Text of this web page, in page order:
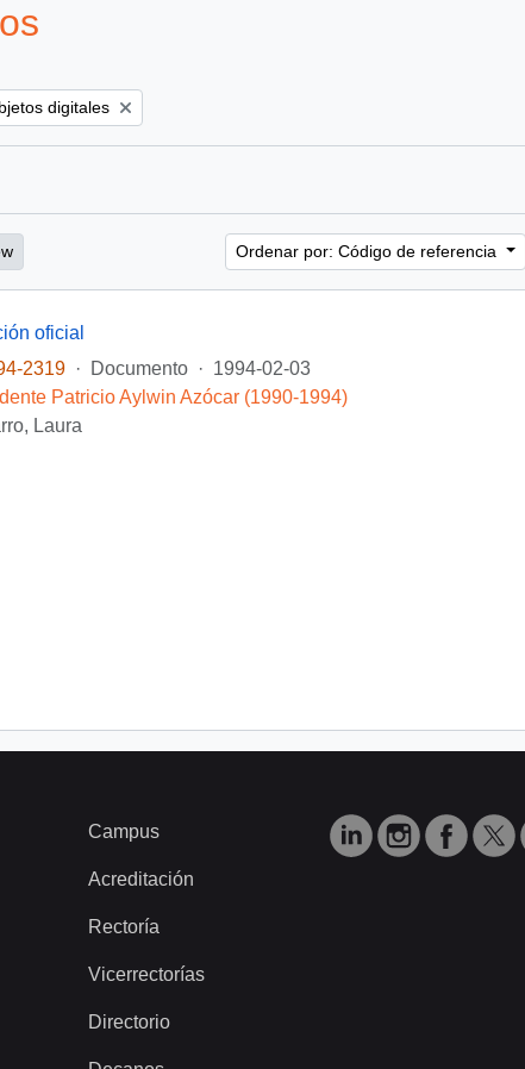
filter:digitales
Ordenar por: Código de referencia
oficial
2319
· Documento · 1994-02-03
Patricio Aylwin Azócar (1990-1994)
Laura
Campus
Acreditación
Rectoría
Vicerrectorías
Directorio